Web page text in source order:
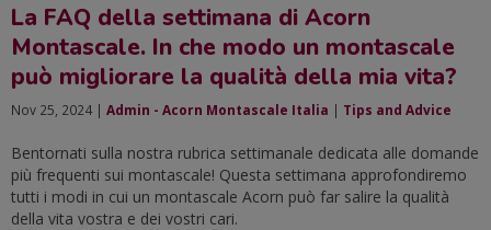
La FAQ della settimana di Acorn
Montascale. In che modo un montascale
può migliorare la qualità della mia vita?
Nov 25, 2024 | Admin - Acorn Montascale Italia | Tips and Advice
Bentornati sulla nostra rubrica settimanale dedicata alle domande
più frequenti sui montascale! Questa settimana approfondiremo
tutti i modi in cui un montascale Acorn può far salire la qualità
della vita vostra e dei vostri cari.